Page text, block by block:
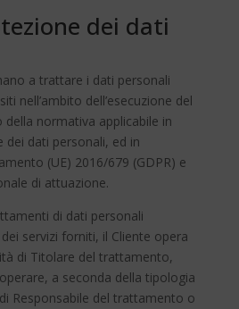
dei dati
a trattare i dati personali
nell’ambito dell’esecuzione del
normativa applicabile in
dati personali, ed in
(UE) 2016/679 (GDPR) e
di attuazione.
di dati personali
servizi forniti, il Cliente opera
di Titolare del trattamento,
a seconda della tipologia
Responsabile del trattamento o